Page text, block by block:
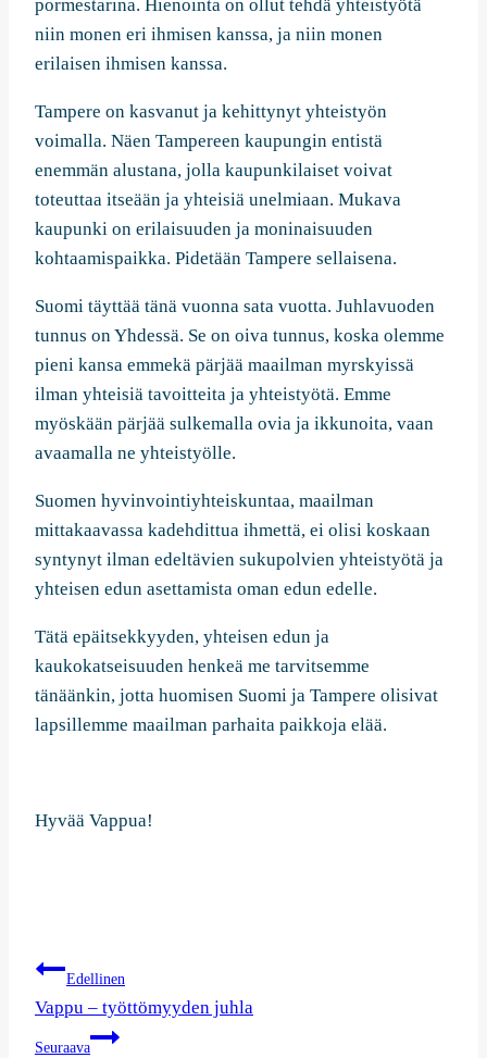
pormestarina. Hienointa on ollut tehdä yhteistyötä
niin monen eri ihmisen kanssa, ja niin monen
erilaisen ihmisen kanssa.
Tampere on kasvanut ja kehittynyt yhteistyön
voimalla. Näen Tampereen kaupungin entistä
enemmän alustana, jolla kaupunkilaiset voivat
toteuttaa itseään ja yhteisiä unelmiaan. Mukava
kaupunki on erilaisuuden ja moninaisuuden
kohtaamispaikka. Pidetään Tampere sellaisena.
Suomi täyttää tänä vuonna sata vuotta. Juhlavuoden
tunnus on Yhdessä. Se on oiva tunnus, koska olemme
pieni kansa emmekä pärjää maailman myrskyissä
ilman yhteisiä tavoitteita ja yhteistyötä. Emme
myöskään pärjää sulkemalla ovia ja ikkunoita, vaan
avaamalla ne yhteistyölle.
Suomen hyvinvointiyhteiskuntaa, maailman
mittakaavassa kadehdittua ihmettä, ei olisi koskaan
syntynyt ilman edeltävien sukupolvien yhteistyötä ja
yhteisen edun asettamista oman edun edelle.
Tätä epäitsekkyyden, yhteisen edun ja
kaukokatseisuuden henkeä me tarvitsemme
tänäänkin, jotta huomisen Suomi ja Tampere olisivat
lapsillemme maailman parhaita paikkoja elää.
Hyvää Vappua!
Artikkelien
selaus
Edellinen
Vappu – työttömyyden juhla
Seuraava